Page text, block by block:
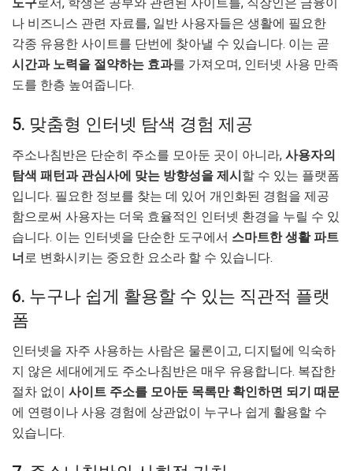
도구로서, 학생은 공부와 관련된 사이트를, 직장인은 금융이
나 비즈니스 관련 자료를, 일반 사용자들은 생활에 필요한
각종 유용한 사이트를 단번에 찾아낼 수 있습니다. 이는 곧
시간과 노력을 절약하는 효과를 가져오며, 인터넷 사용 만족
도를 한층 높여줍니다.
5. 맞춤형 인터넷 탐색 경험 제공
주소나침반은 단순히 주소를 모아둔 곳이 아니라, 사용자의
탐색 패턴과 관심사에 맞는 방향성을 제시할 수 있는 플랫폼
입니다. 필요한 정보를 찾는 데 있어 개인화된 경험을 제공
함으로써 사용자는 더욱 효율적인 인터넷 환경을 누릴 수 있
습니다. 이는 인터넷을 단순한 도구에서 스마트한 생활 파트
너 로 변화시키는 중요한 요소라 할 수 있습니다.
6. 누구나 쉽게 활용할 수 있는 직관적 플랫
폼
인터넷을 자주 사용하는 사람은 물론이고, 디지털에 익숙하
지 않은 세대에게도 주소나침반은 매우 유용합니다. 복잡한
절차 없이 사이트 주소를 모아둔 목록만 확인하면 되기 때문
에 연령이나 사용 경험에 상관없이 누구나 쉽게 활용할 수
있습니다.